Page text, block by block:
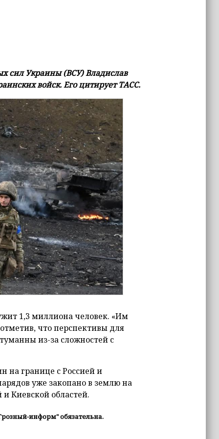
сил Украины (ВСУ) Владислав
войск. Его цитирует ТАСС.
1,3 миллиона человек. «Им
что перспективы для
из-за сложностей с
на границе с Россией и
уже закопано в землю на
Киевской областей.
информ" обязательна.